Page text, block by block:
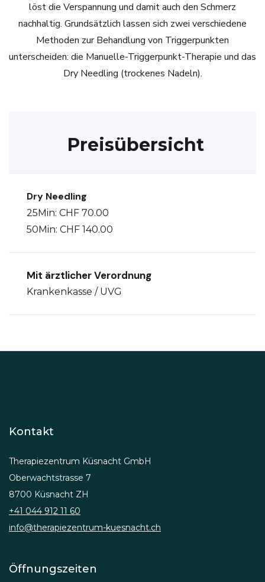
löst die Verspannung und damit auch den Schmerz
nachhaltig. Grundsätzlich lassen sich zwei verschiedene
Methoden zur Behandlung von Triggerpunkten
unterscheiden: die Manuelle-Triggerpunkt-Therapie und das
Dry Needling (trockenes Nadeln).
Preisübersicht
Dry Needling
25Min: CHF 70.00
50Min: CHF 140.00
Mit ärztlicher Verordnung
Krankenkasse / UVG
Kontakt
Therapiezentrum Küsnacht GmbH
Oberwachtstrasse 7
8700 Küsnacht ZH
+41 044 912 11 60
info@therapiezentrum-kuesnacht.ch
Öffnungszeiten